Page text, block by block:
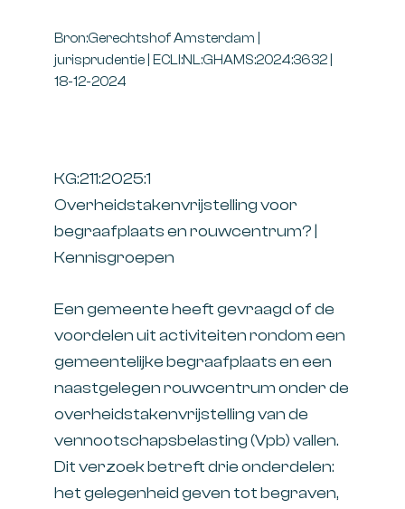
Bron:Gerechtshof Amsterdam |
jurisprudentie | ECLI:NL:GHAMS:2024:3632 |
18-12-2024
KG:211:2025:1
Overheidstakenvrijstelling voor
begraafplaats en rouwcentrum? |
Kennisgroepen
Een gemeente heeft gevraagd of de
voordelen uit activiteiten rondom een
gemeentelijke begraafplaats en een
naastgelegen rouwcentrum onder de
overheidstakenvrijstelling van de
vennootschapsbelasting (Vpb) vallen.
Dit verzoek betreft drie onderdelen:
het gelegenheid geven tot begraven,